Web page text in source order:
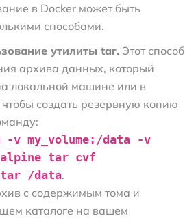
в Docker может быть
способами.
утилиты tar. Этот способ
архива данных, который
локальной машине или в
создать резервную копию
v my_volume:/data -v
alpine tar cvf
/data.
с содержимым тома и
каталоге на вашем